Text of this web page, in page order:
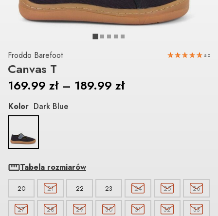
Froddo Barefoot 5.0
Canvas T
169.99 zł– 189.99 zł
Kolor Dark Blue
Tabela rozmiarów
20 21 22 23 24 25 26
27 28 29 30 31 32 33